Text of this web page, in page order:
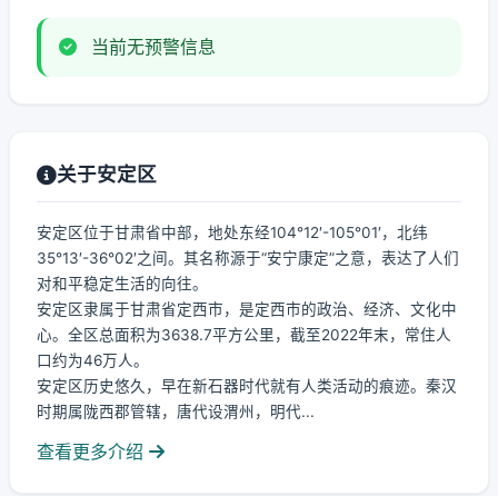
当前无预警信息
关于安定区
安定区位于甘肃省中部，地处东经104°12′-105°01′，北纬
35°13′-36°02′之间。其名称源于“安宁康定”之意，表达了人们
对和平稳定生活的向往。
安定区隶属于甘肃省定西市，是定西市的政治、经济、文化中
心。全区总面积为3638.7平方公里，截至2022年末，常住人
口约为46万人。
安定区历史悠久，早在新石器时代就有人类活动的痕迹。秦汉
时期属陇西郡管辖，唐代设渭州，明代...
查看更多介绍